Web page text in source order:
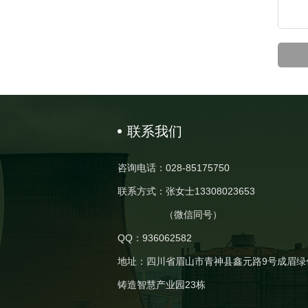
联系我们
咨询电话：028-85175750
联系方式：张女士13308023653
（微信同号）
QQ：936062582
地址：四川省眉山市青神县鑫元路9号成眉绿
铸造智慧产业园23栋